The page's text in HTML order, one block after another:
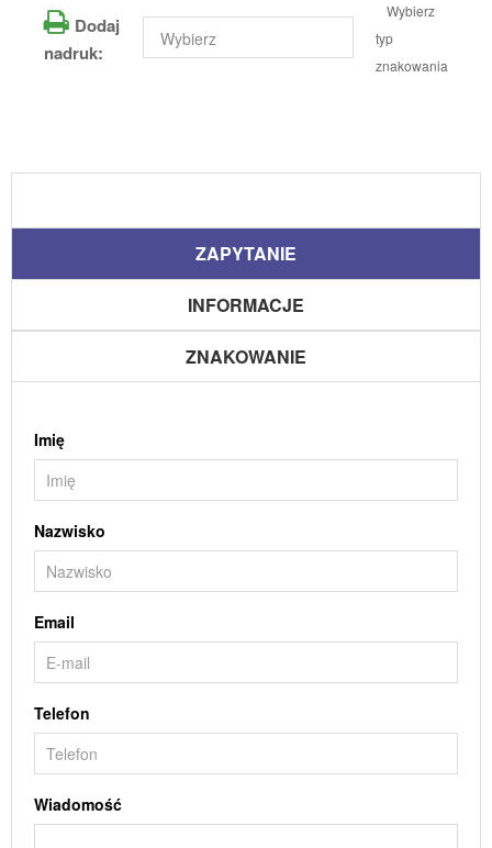
Dodaj
nadruk:
Wybierz
typ
znakowania
ZAPYTANIE
INFORMACJE
ZNAKOWANIE
Imię
Nazwisko
Email
Telefon
Wiadomość